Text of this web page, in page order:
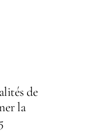
de
la